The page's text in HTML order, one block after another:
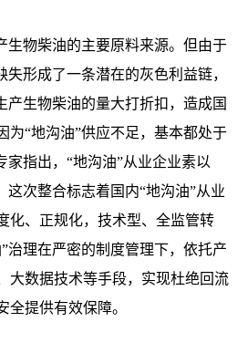
生物柴油的主要原料来源。但由于
失形成了一条潜在的灰色利益链，
产生物柴油的量大打折扣，造成国
为“地沟油”供应不足，基本都处于
家指出，“地沟油”从业企业素以
这次整合标志着国内“地沟油”从业
化、正规化，技术型、全监管转
治理在严密的制度管理下，依托产
大数据技术等手段，实现杜绝回流
全提供有效保障。